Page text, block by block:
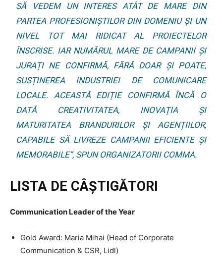
SĂ VEDEM UN INTERES ATÂT DE MARE DIN
PARTEA PROFESIONIȘTILOR DIN DOMENIU ȘI UN
NIVEL TOT MAI RIDICAT AL PROIECTELOR
ÎNSCRISE. IAR NUMĂRUL MARE DE CAMPANII ȘI
JURAȚI NE CONFIRMĂ, FĂRĂ DOAR ȘI POATE,
SUSȚINEREA INDUSTRIEI DE COMUNICARE
LOCALE. ACEASTĂ EDIȚIE CONFIRMĂ ÎNCĂ O
DATĂ CREATIVITATEA, INOVAȚIA ȘI
MATURITATEA BRANDURILOR ȘI AGENȚIILOR,
CAPABILE SĂ LIVREZE CAMPANII EFICIENTE ȘI
MEMORABILE”, SPUN ORGANIZATORII COMMA.
LISTA DE CÂȘTIGĂTORI
Communication Leader of the Year
Gold Award: Maria Mihai (Head of Corporate
Communication & CSR, Lidl)